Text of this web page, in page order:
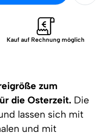
zum
die Osterzeit. Die
lassen sich mit
und mit
Kauf auf Rechnung möglich